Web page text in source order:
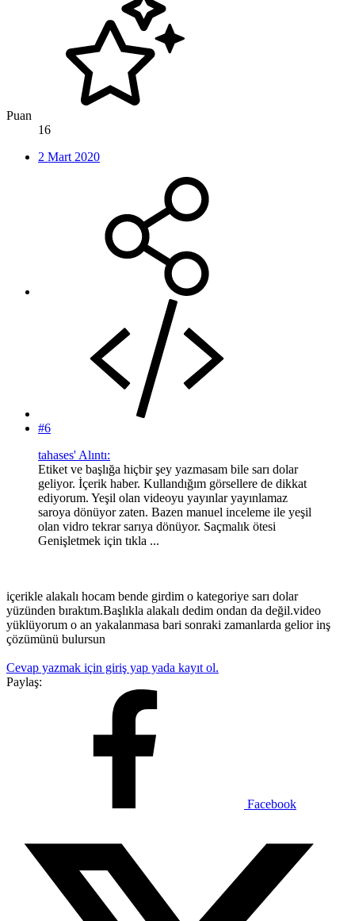
Puan
16
2 Mart 2020
#6
tahases' Alıntı:
Etiket ve başlığa hiçbir şey yazmasam bile sarı dolar
geliyor. İçerik haber. Kullandığım görsellere de dikkat
ediyorum. Yeşil olan videoyu yayınlar yayınlamaz
saroya dönüyor zaten. Bazen manuel inceleme ile yeşil
olan vidro tekrar sarıya dönüyor. Saçmalık ötesi
Genişletmek için tıkla ...
içerikle alakalı hocam bende girdim o kategoriye sarı dolar
yüzünden bıraktım.Başlıkla alakalı dedim ondan da değil.video
yüklüyorum o an yakalanmasa bari sonraki zamanlarda gelior inş
çözümünü bulursun
Cevap yazmak için giriş yap yada kayıt ol.
Paylaş:
Facebook